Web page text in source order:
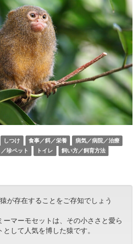
しつけ 食事／餌／栄養
病気／病院／治療
珍ペット トイレ
飼い方／飼育方法
が存在することをご存知でしょう
マーモセットは、その小ささと愛ら
して人気を博した猿です。